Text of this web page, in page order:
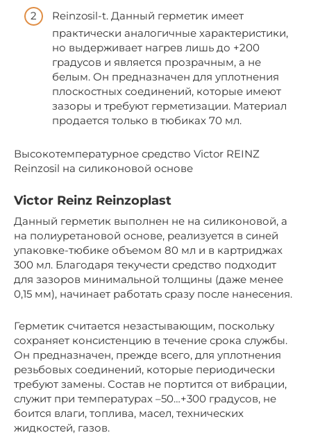
Reinzosil-t. Данный герметик имеет
практически аналогичные характеристики,
но выдерживает нагрев лишь до +200
градусов и является прозрачным, а не
белым. Он предназначен для уплотнения
плоскостных соединений, которые имеют
зазоры и требуют герметизации. Материал
продается только в тюбиках 70 мл.
Высокотемпературное средство Victor REINZ
Reinzosil на силиконовой основе
Victor Reinz Reinzoplast
Данный герметик выполнен не на силиконовой, а
на полиуретановой основе, реализуется в синей
упаковке-тюбике объемом 80 мл и в картриджах
300 мл. Благодаря текучести средство подходит
для зазоров минимальной толщины (даже менее
0,15 мм), начинает работать сразу после нанесения.
Герметик считается незастывающим, поскольку
сохраняет консистенцию в течение срока службы.
Он предназначен, прежде всего, для уплотнения
резьбовых соединений, которые периодически
требуют замены. Состав не портится от вибрации,
служит при температурах –50…+300 градусов, не
боится влаги, топлива, масел, технических
жидкостей, газов.